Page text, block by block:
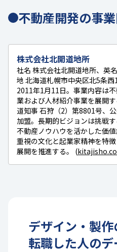
不動産開発の事
株式会社北開道地所
社名 株式会社北開道地所、英
地 北海道札幌市中央区北5条
2011年1月11日。事業内容は
業および人材紹介事業を展開
道知事 石狩（2）第8801号、
加盟。長期的ビジョンは挑戦
不動産ノウハウを活かした価
重視の文化と起業家精神を特
展開を推進する。 (
デザイン・製作
転職した人の